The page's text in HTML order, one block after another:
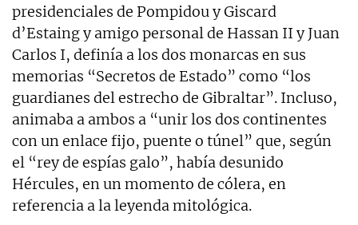
presidenciales de Pompidou y Giscard
d’Estaing y amigo personal de Hassan II y Juan
Carlos I, definía a los dos monarcas en sus
memorias “Secretos de Estado” como “los
guardianes del estrecho de Gibraltar”. Incluso,
animaba a ambos a “unir los dos continentes
con un enlace fijo, puente o túnel” que, según
el “rey de espías galo”, había desunido
Hércules, en un momento de cólera, en
referencia a la leyenda mitológica.